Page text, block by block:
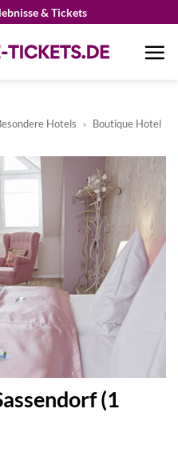
& Tickets
Hotels » Boutique Hotel
(1